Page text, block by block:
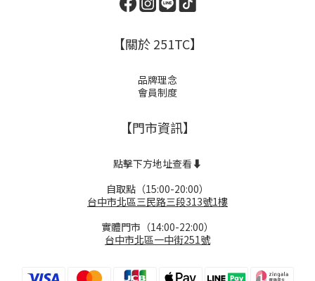
【關於 251TC】
品牌理念
會員制度
【門市資訊】
點擊下方地址查看⬇️
自取點（15:00-20:00）
台中市北區三民路三段313號1樓
實體門市（14:00-22:00）
台中市北區一中街251號